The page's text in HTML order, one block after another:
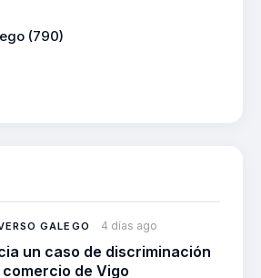
(790)
GALEGO 4 días ago
un caso de discriminación
de Vigo